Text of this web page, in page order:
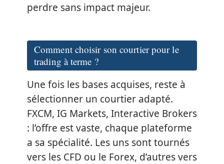
perdre sans impact majeur.
Comment choisir son courtier pour le
trading à terme ?
Une fois les bases acquises, reste à
sélectionner un courtier adapté.
FXCM, IG Markets, Interactive Brokers
: l’offre est vaste, chaque plateforme
a sa spécialité. Les uns sont tournés
vers les CFD ou le Forex, d’autres vers